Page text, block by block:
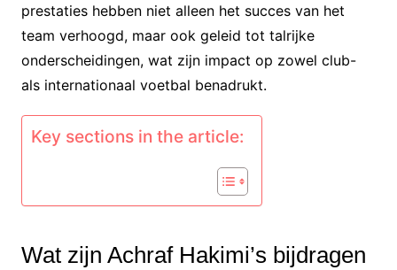
prestaties hebben niet alleen het succes van het
team verhoogd, maar ook geleid tot talrijke
onderscheidingen, wat zijn impact op zowel club-
als internationaal voetbal benadrukt.
Key sections in the article:
Wat zijn Achraf Hakimi’s bijdragen